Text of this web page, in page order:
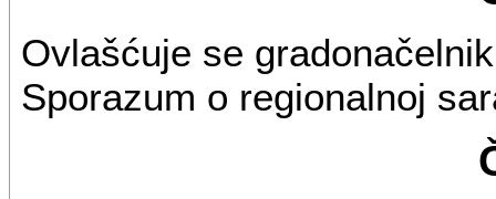
Ovlašćuje se
Sporazum o regionalnoj